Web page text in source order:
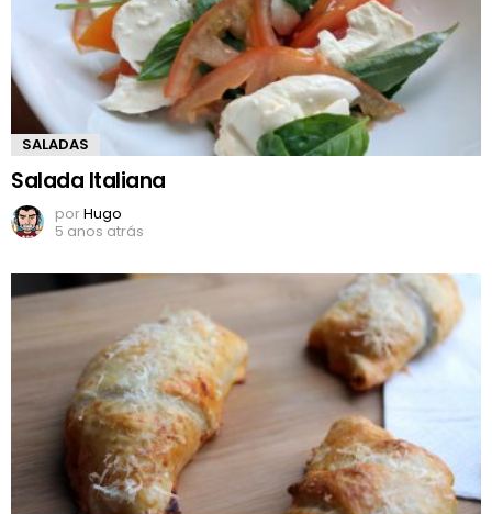
SALADAS
Salada Italiana
porHugo
5 anos atrás